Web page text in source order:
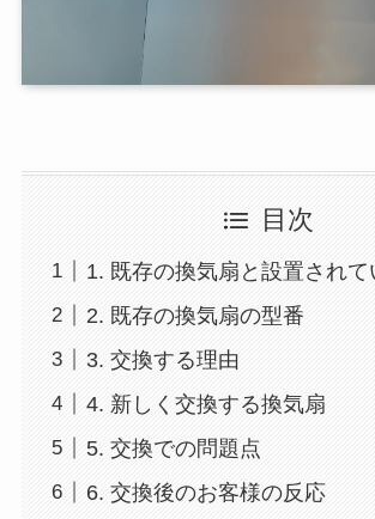
目次
1. 既存の換気扇と設置されて
2. 既存の換気扇の型番
3. 交換する理由
4. 新しく交換する換気扇
5. 交換での問題点
6. 交換後のお客様の反応